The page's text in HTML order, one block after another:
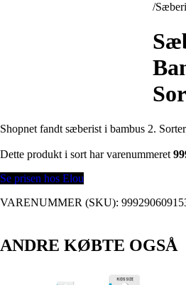
/
Shopnet fandt sæberist i bambus 2.
Dette produkt i sort har varenummeret
Se prisen hos Elou
VARENUMMER (SKU):
ANDRE KØBTE OGSÅ